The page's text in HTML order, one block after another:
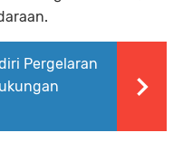
Pergelaran